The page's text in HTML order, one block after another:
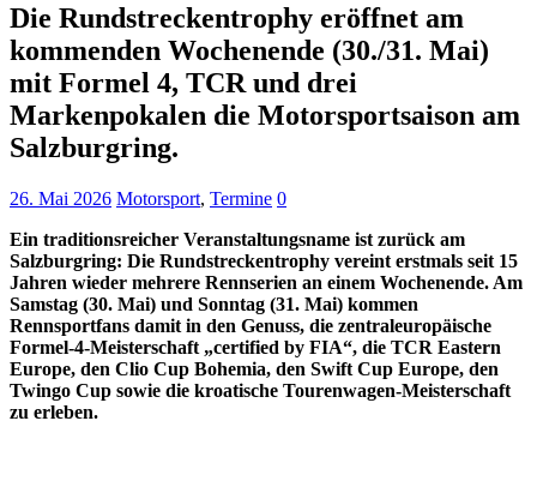
Die Rundstreckentrophy eröffnet am
kommenden Wochenende (30./31. Mai)
mit Formel 4, TCR und drei
Markenpokalen die Motorsportsaison am
Salzburgring.
26. Mai 2026 Motorsport, Termine 0
Ein traditionsreicher Veranstaltungsname ist zurück am
Salzburgring: Die Rundstreckentrophy vereint erstmals seit 15
Jahren wieder mehrere Rennserien an einem Wochenende. Am
Samstag (30. Mai) und Sonntag (31. Mai) kommen
Rennsportfans damit in den Genuss, die zentraleuropäische
Formel-4-Meisterschaft „certified by FIA“, die TCR Eastern
Europe, den Clio Cup Bohemia, den Swift Cup Europe, den
Twingo Cup sowie die kroatische Tourenwagen-Meisterschaft
zu erleben.